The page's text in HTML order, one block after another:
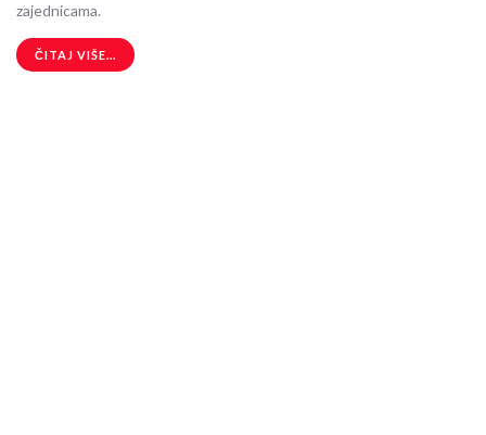
zajednicama.
ČITAJ VIŠE...